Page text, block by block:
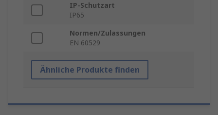
IP-Schutzart
IP65
Normen/Zulassungen
EN 60529
Ähnliche Produkte finden